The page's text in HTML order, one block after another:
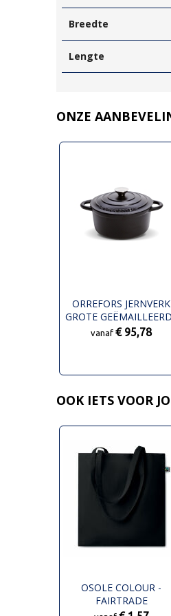
Breedte
Lengte
ONZE
ORREFORS JERNVERK
GROTE
BRAADPAN 5L
vanaf€ 95,78
OOK IETS VOOR
OSOLE COLOUR -
FAIRTRADE